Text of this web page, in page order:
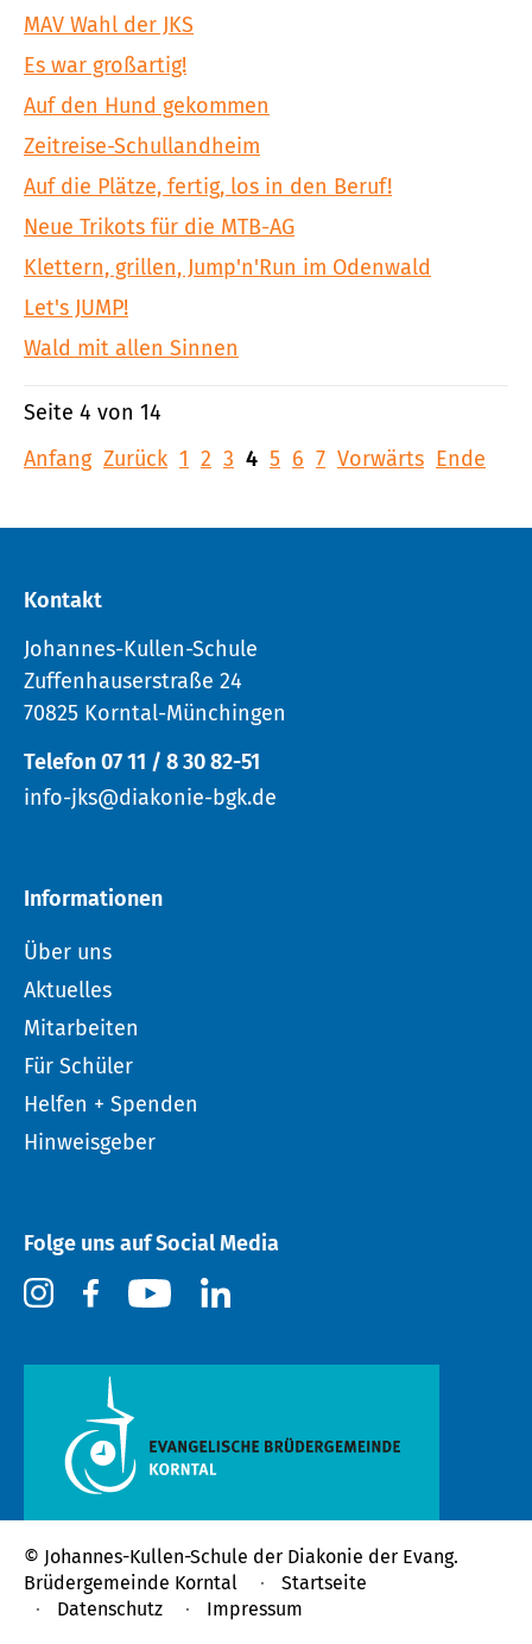
MAV Wahl der JKS
Es war großartig!
Auf den Hund gekommen
Zeitreise-Schullandheim
Auf die Plätze, fertig, los in den Beruf!
Neue Trikots für die MTB-AG
Klettern, grillen, Jump'n'Run im Odenwald
Let's JUMP!
Wald mit allen Sinnen
Seite 4 von 14
Anfang Zurück 1 2 3 4 5 6 7 Vorwärts Ende
Kontakt
Johannes-Kullen-Schule
Zuffenhauserstraße 24
70825 Korntal-Münchingen
Telefon 07 11 / 8 30 82-51
info-jks@diakonie-bgk.de
Informationen
Über uns
Aktuelles
Mitarbeiten
Für Schüler
Helfen + Spenden
Hinweisgeber
Folge uns auf Social Media
© Johannes-Kullen-Schule der Diakonie der Evang.
Brüdergemeinde Korntal
Startseite
Datenschutz
Impressum